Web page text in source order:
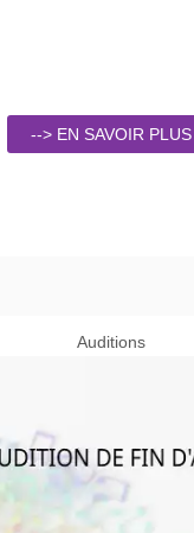
--> EN SAVOIR PLUS
Auditions